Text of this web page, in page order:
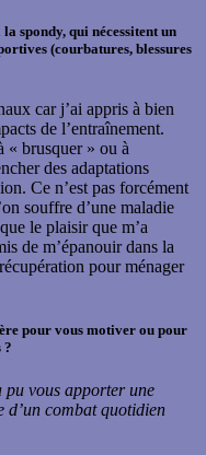
spondy, qui nécessitent un
(courbatures, blessures
car j’ai appris à bien
de l’entraînement.
« brusquer » ou à
des adaptations
Ce n’est pas forcément
souffre d’une maladie
le plaisir que m’a
de m’épanouir dans la
pour ménager
pour vous motiver ou pour
?
pu vous apporter une
d’un combat quotidien